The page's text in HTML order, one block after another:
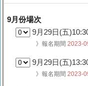
9月份場次
9月29日(五
》報名期間 2023-
9月29日(五
》報名期間 2023-